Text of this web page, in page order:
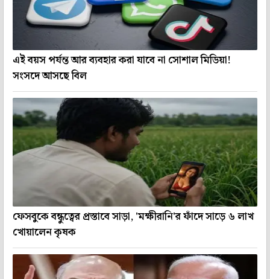
এই বয়স পর্যন্ত আর ব্যবহার করা যাবে না সোশাল মিডিয়া!
সংসদে আসছে বিল
ফেসবুকে বন্ধুত্বের প্রস্তাবে সাড়া, 'মক্ষীরানি'র ফাঁদে সাড়ে ৬ লাখ
খোয়ালেন কৃষক